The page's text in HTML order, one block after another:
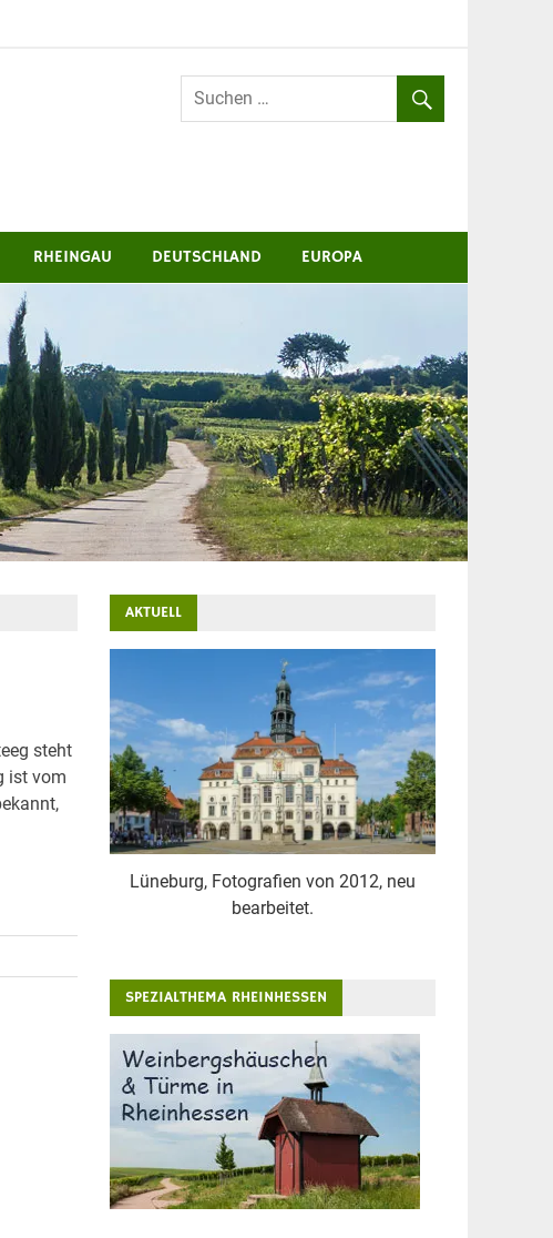
RHEINGAU DEUTSCHLAND EUROPA
steht
ist vom
AKTUELL
Lüneburg, Fotografien von 2012, neu
bearbeitet.
SPEZIALTHEMA RHEINHESSEN